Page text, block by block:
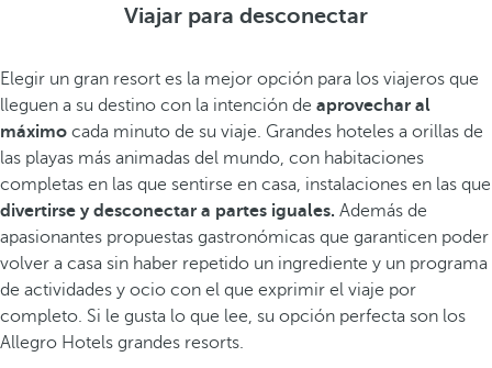
Viajar para desconectar
Elegir un gran resort es la mejor opción para los viajeros que
lleguen a su destino con la intención de aprovechar al
máximo cada minuto de su viaje. Grandes hoteles a orillas de
las playas más animadas del mundo, con habitaciones
completas en las que sentirse en casa, instalaciones en las que
divertirse y desconectar a partes iguales. Además de
apasionantes propuestas gastronómicas que garanticen poder
volver a casa sin haber repetido un ingrediente y un programa
de actividades y ocio con el que exprimir el viaje por
completo. Si le gusta lo que lee, su opción perfecta son los
Allegro Hotels grandes resorts.